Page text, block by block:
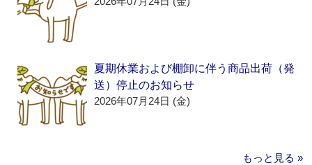
夏期休業および棚卸に伴う商品出荷（発
送）停止のお知らせ
2026年07月24日 (金)
もっと見る »